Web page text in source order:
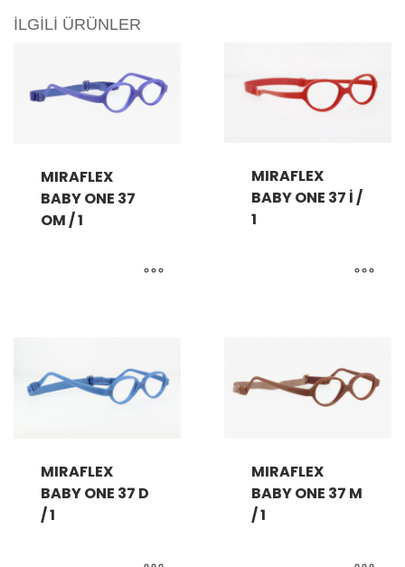
İLGILI ÜRÜNLER
MIRAFLEX
BABY ONE 37
OM / 1
MIRAFLEX
BABY ONE 37 İ /
1
MIRAFLEX
BABY ONE 37 D
/ 1
MIRAFLEX
BABY ONE 37 M
/ 1